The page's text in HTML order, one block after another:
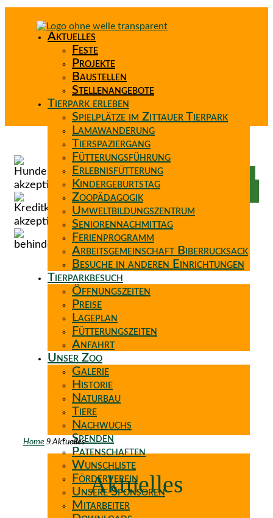
Aktuelles
Feste
Projekte
Baustellen
Stellenangebote
Tierpark erleben
Spielplätze im Zittauer Tierpark
Lamawanderung
Tierspaziergang
Fütterungsführung
Erlebnisfütterung
Kindergeburtstag
Zoopädagogik
Umweltbildungszentrum
Seniorennachmittag
Ferienprogramm
Arbeitsgemeinschaft Biberrucksack
Besuche in anderen Einrichtungen
Tierparkbesuch
Öffnungszeiten
Preise
Lageplan
Fütterungszeiten
Anfahrt
Unser Zoo
Galerie
Historie
Naturbau
Tiere
Nachwuchs
Spenden
Patenschaften
Wunschliste
Förderverein
Unsere Sponsoren
Mitarbeiter
Home 9 Aktuelles
Aktuelles